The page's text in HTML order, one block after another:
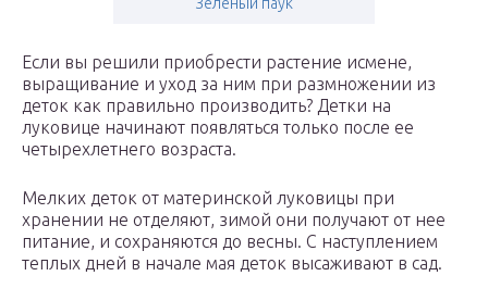
Если вы решили приобрести растение исмене,
выращивание и уход за ним при размножении из
деток как правильно производить? Детки на
луковице начинают появляться только после ее
четырехлетнего возраста.
Мелких деток от материнской луковицы при
хранении не отделяют, зимой они получают от нее
питание, и сохраняются до весны. С наступлением
теплых дней в начале мая деток высаживают в сад.